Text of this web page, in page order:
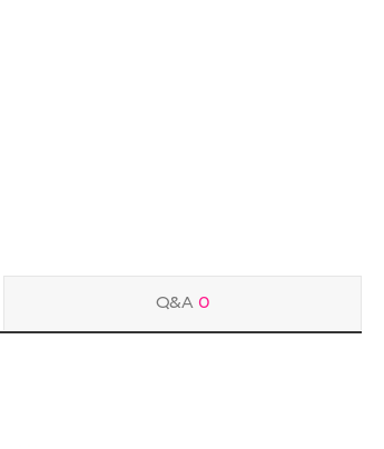
Q&A 0